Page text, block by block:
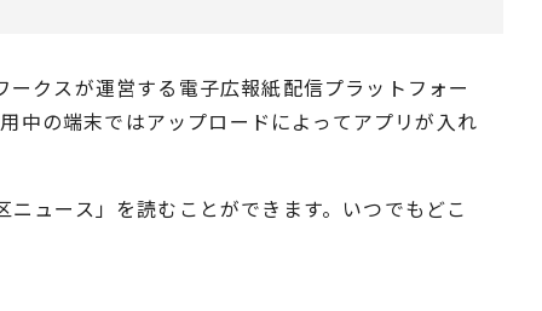
クスが運営する電子広報紙配信プラットフォー
中の端末ではアップロードによってアプリが入れ
ュース」を読むことができます。いつでもどこ